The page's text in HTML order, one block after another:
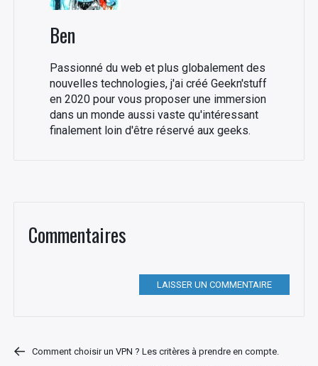
Ben
Passionné du web et plus globalement des
nouvelles technologies, j'ai créé Geekn'stuff
en 2020 pour vous proposer une immersion
dans un monde aussi vaste qu'intéressant
finalement loin d'être réservé aux geeks.
Commentaires
LAISSER UN COMMENTAIRE
Comment choisir un VPN ? Les critères à prendre en compte.